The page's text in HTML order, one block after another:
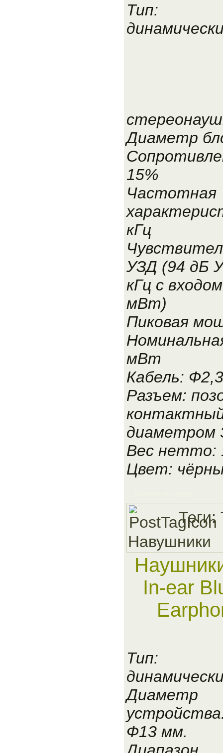
Тип:
Диаметр
15%
Частотная
кГц
УЗД (94 дБ
кГц с
мВт)
Пиковая
мВт
Кабель:
Разъем:
диаметром
Вес нетто:
Цвет:
Теги:
Навушники
In-ear
Тип:
Диаметр
Ф13 мм.